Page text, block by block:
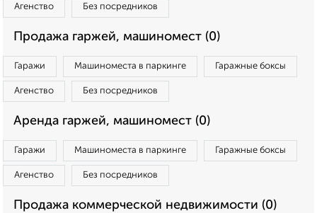
Агенство Без посредников
Продажа гаржей, машиномест (0)
Гаражи Машиноместа в паркинге Гаражные боксы
Агенство Без посредников
Аренда гаржей, машиномест (0)
Гаражи Машиноместа в паркинге Гаражные боксы
Агенство Без посредников
Продажа коммерческой недвижимости (0)